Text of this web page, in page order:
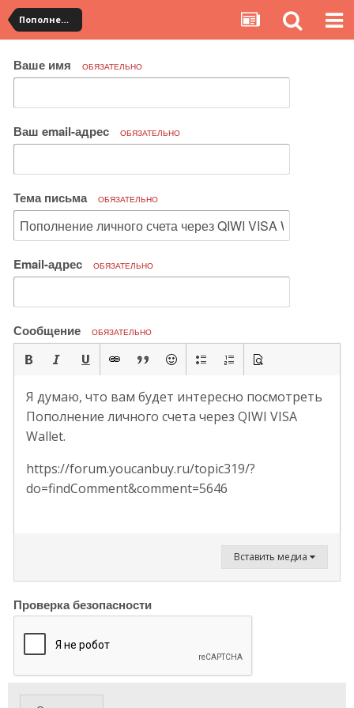
Пополнение и переводы со счета в личном кабинете
Ваше имя ОБЯЗАТЕЛЬНО
Ваш email-адрес ОБЯЗАТЕЛЬНО
Тема письма ОБЯЗАТЕЛЬНО
Email-адрес ОБЯЗАТЕЛЬНО
Сообщение ОБЯЗАТЕЛЬНО
Я думаю, что вам будет интересно посмотреть
Пополнение личного счета через QIWI VISA
Wallet.
https://forum.youcanbuy.ru/topic319/?
do=findComment&comment=5646
Вставить медиа
Проверка безопасности